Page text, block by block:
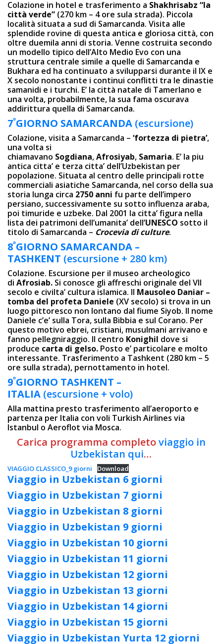
Colazione in hotel e trasferimento a Shakhrisabz “la
città verde” (270 km – 4 ore sula strada). Piccola
località situata a sud di Samarcanda. Visita alle
splendide rovine di questa antica e gloriosa città, con
oltre duemila anni di storia. Venne costruita secondo
un modello tipico dell’Alto Medio Evo con una
struttura centrale simile a quelle di Samarcanda e
Bukhara ed ha continuato a svilupparsi durante il IX e
X secolo nonostante i continui conflitti tra le dinastie
samanidi e i turchi. E’ la città natale di Tamerlano e
una volta, probabilmente, la sua fama oscurava
addirittura quella di Samarcanda.
7ºGIORNO SAMARCANDA (escursione)
Colazione, visita a Samarcanda – ‘fortezza di pietra’,
una volta si
chiamavano Sogdiana,Afrosiyab, Samaria. E’ la piu
antica citta’ e terza citta’ dell’Uzbekistan per
popolazione. Situata al centro delle principali rotte
commerciali asiatiche Samarcanda, nel corso della sua
storia lunga circa 2750 anni fu parte dell’impero
persiano, successivamente su sotto influenza araba,
poi timuride e uzbeke. Dal 2001 la citta’ figura nella
lista dei patrimoni dell’umanita’ dell’UNESCO sotto il
titolo di Samarcanda – Crocevia di culture.
8ºGIORNO SAMARCANDA –
TASHKENT (escursione + 280 km)
Colazione. Escursione per il museo archeologico
di Afrosiab. Si conosce gli affreschi originale del VII
secolo e civilta’ cultura islamica. Il Mausoleo Daniar –
tomba del profeta Daniele (XV secolo) si trova in un
luogo pittoresco non lontano dal fiume Siyob. Il nome
Daniele c’e’ sulla Tora, sulla Bibbia e sul Corano. Per
questo motivo ebrei, cristiani, musulmani arrivano e
fanno pellegniraggio. Il centro Konighil dove si
produce carta di gelso. Posto e’ particolare e molto
interessante. Trasferimento a Tashkent (280 km – 5
ore sulla strada), pernottamento in hotel.
9ºGIORNO TASHKENT –
ITALIA (escursione + volo)
Alla mattina presto trasferimento all’aeroporto e
partenza per Italia con voli Turkish Airlines via
Istanbul o Aeroflot via Mosca.
Carica programma completoviaggio in
Uzbekistan qui…
VIAGGIO CLASSICO_9 giorni Download
Viaggio in Uzbekistan 6 giorni
Viaggio in Uzbekistan 7 giorni
Viaggio in Uzbekistan 8 giorni
Viaggio in Uzbekistan 9 giorni
Viaggio in Uzbekistan 10 giorni
Viaggio in Uzbekistan 11 giorni
Viaggio in Uzbekistan 12 giorni
Viaggio in Uzbekistan 13 giorni
Viaggio in Uzbekistan 14 giorni
Viaggio in Uzbekistan 15 giorni
Viaggio in Uzbekistan Yurta 12 giorni